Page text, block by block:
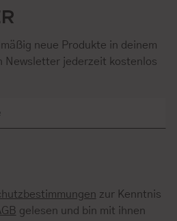
neue Produkte in deinem
Newsletter jederzeit kostenlos
zur Kenntnis
gelesen und bin mit ihnen